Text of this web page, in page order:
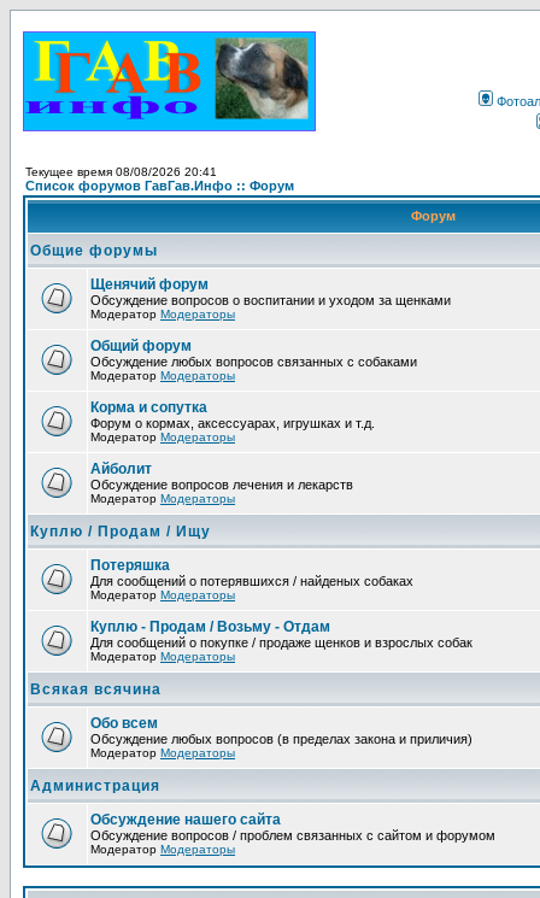
Текущее время 08/08/2026 20:41
Список форумов ГавГав.Инфо :: Форум
Форум
Общие форумы
Щенячий форум
Обсуждение вопросов о воспитании и уходом за щенками
Модератор Модераторы
Общий форум
Обсуждение любых вопросов связанных с собаками
Модератор Модераторы
Корма и сопутка
Форум о кормах, аксессуарах, игрушках и т.д.
Модератор Модераторы
Айболит
Обсуждение вопросов лечения и лекарств
Модератор Модераторы
Куплю / Продам / Ищу
Потеряшка
Для сообщений о потерявшихся / найденых собаках
Модератор Модераторы
Куплю - Продам / Возьму - Отдам
Для сообщений о покупке / продаже щенков и взрослых собак
Модератор Модераторы
Всякая всячина
Обо всем
Обсуждение любых вопросов (в пределах закона и приличия)
Модератор Модераторы
Администрация
Обсуждение нашего сайта
Обсуждение вопросов / проблем связанных с сайтом и форумом
Модератор Модераторы